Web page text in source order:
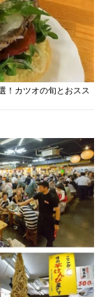
！カツオの旬とおスス